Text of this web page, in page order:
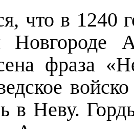
что в 1240
Новгороде
фраза
в Неву.